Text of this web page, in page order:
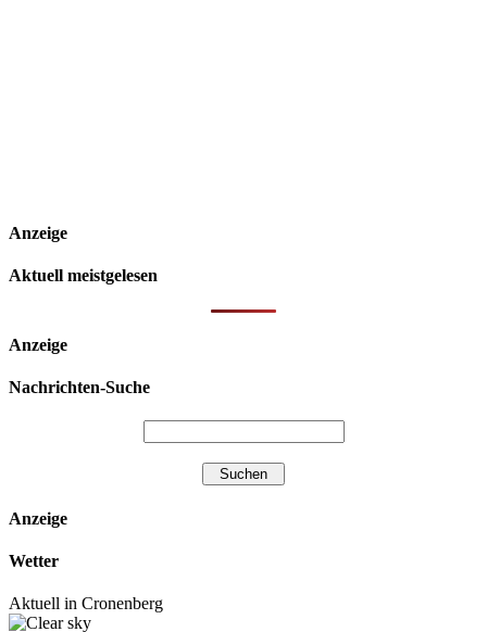
Anzeige
Aktuell meistgelesen
Anzeige
Nachrichten-Suche
Anzeige
Wetter
Aktuell in Cronenberg